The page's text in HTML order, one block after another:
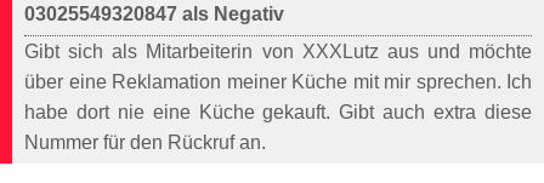
03025549320847 als Negativ
Gibt sich als Mitarbeiterin von XXXLutz aus und möchte
über eine Reklamation meiner Küche mit mir sprechen. Ich
habe dort nie eine Küche gekauft. Gibt auch extra diese
Nummer für den Rückruf an.